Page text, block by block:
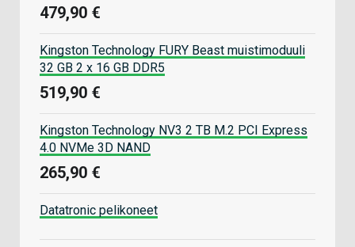
479,90 €
Kingston Technology FURY Beast muistimoduuli
32 GB 2 x 16 GB DDR5
519,90 €
Kingston Technology NV3 2 TB M.2 PCI Express
4.0 NVMe 3D NAND
265,90 €
Datatronic pelikoneet